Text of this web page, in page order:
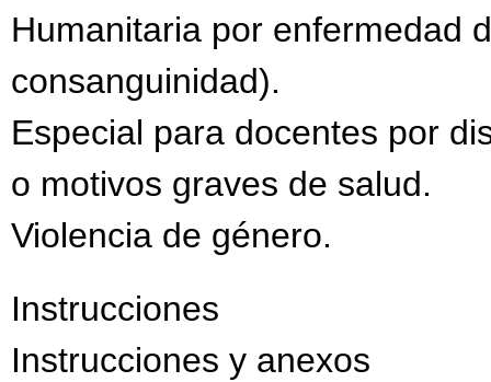
Humanitaria por enfermedad
consanguinidad).
Especial para docentes por
o motivos graves de salud.
Violencia de género.
Instrucciones
Instrucciones y anexos